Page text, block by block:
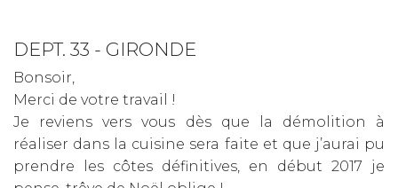
DEPT. 33 - GIRONDE
Bonsoir,
Merci de votre travail !
Je reviens vers vous dès que la démolition à
réaliser dans la cuisine sera faite et que j’aurai pu
prendre les côtes définitives, en début 2017 je